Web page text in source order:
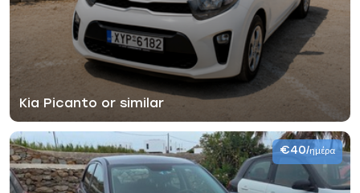
Kia Picanto or similar
€40/ημέρα